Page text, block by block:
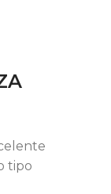
tipo